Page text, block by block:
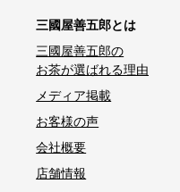
三國屋善五郎とは
三國屋善五郎の
お茶が選ばれる理由
メディア掲載
お客様の声
会社概要
店舗情報